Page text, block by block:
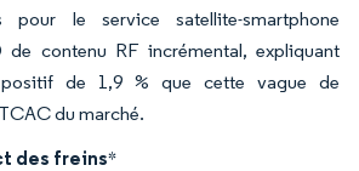
pour le service satellite-smartphone
contenu RF incrémental, expliquant
positif de 1,9 % que cette vague de
du marché.
des freins*